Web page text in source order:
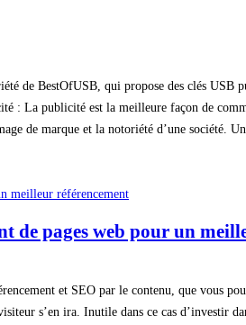
de BestOfUSB, qui propose des clés
: La publicité est la meilleure façon de
de marque et la notoriété d’une société.
de pages web pour un
et SEO par le contenu, que vous
s’en ira. Inutile dans ce cas